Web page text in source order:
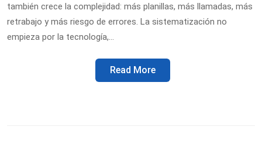
también crece la complejidad: más planillas, más llamadas, más
retrabajo y más riesgo de errores. La sistematización no
empieza por la tecnología,…
Read More